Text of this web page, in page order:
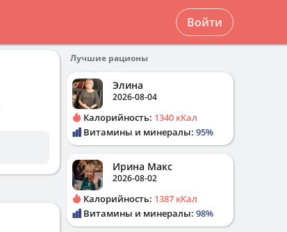
Войти
Лучшие рационы
Элина
2026-08-04
Калорийность: 1340 кКал
Витамины и минералы: 95%
Ирина Макс
2026-08-02
Калорийность: 1387 кКал
Витамины и минералы: 98%